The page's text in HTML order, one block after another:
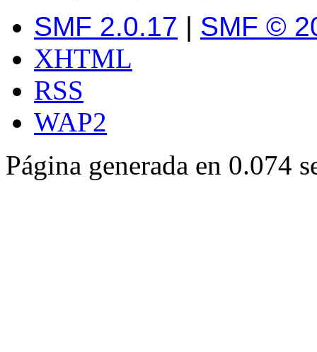
SMF 2.0.17 | SMF ©
XHTML
RSS
WAP2
Página generada en 0.074